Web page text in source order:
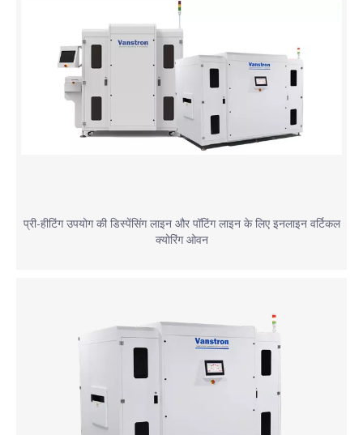
प्री-हीटिंग उपयोग की डिस्पेंसिंग लाइन और पॉटिंग लाइन के लिए इनलाइन वर्टिकल
क्योरिंग ओवन